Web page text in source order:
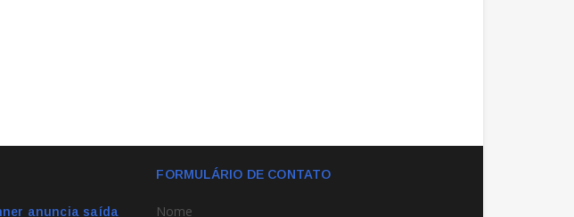
anuncia saída
FORMULÁRIO DE CONTATO
Nome